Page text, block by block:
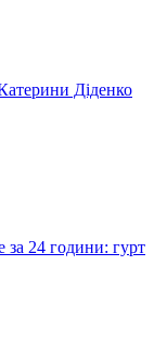
Діденко
за 24 години: гурт